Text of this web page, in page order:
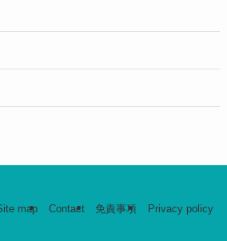
map Contact 免責事項 Privacy policy